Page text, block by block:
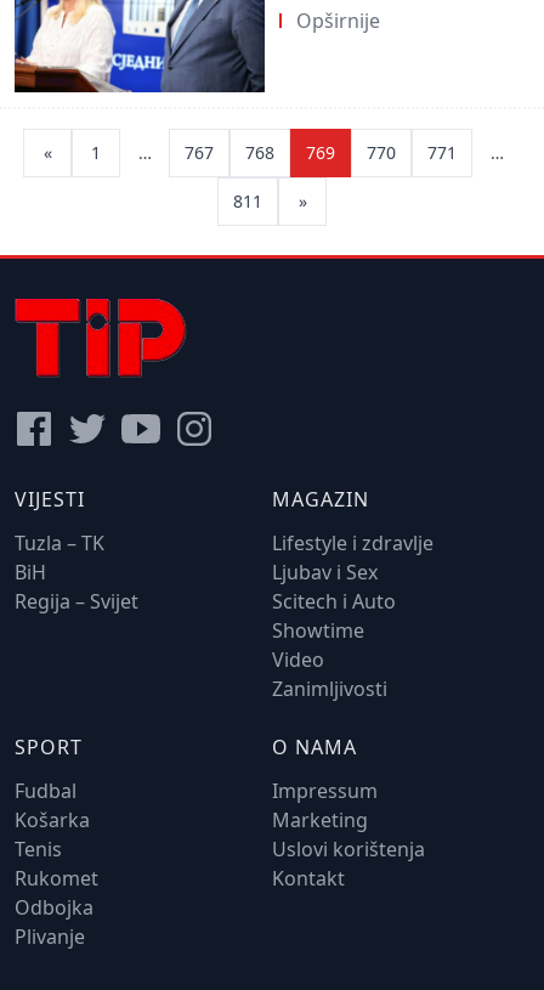
Opširnije
pagination
« 1 … 767 768 769 770 771 …
811 »
VIJESTI
Tuzla – TK
BiH
Regija – Svijet
MAGAZIN
Lifestyle i zdravlje
Ljubav i Sex
Scitech i Auto
Showtime
Video
Zanimljivosti
SPORT
Fudbal
Košarka
Tenis
Rukomet
Odbojka
Plivanje
O NAMA
Impressum
Marketing
Uslovi korištenja
Kontakt